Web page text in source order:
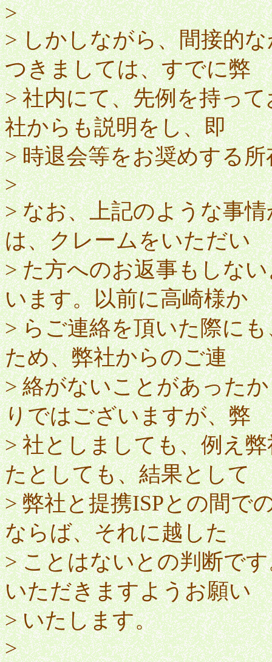
>
> しかしながら、間接的
つきましては、すでに弊
> 社内にて、先例を持っ
社からも説明をし、即
> 時退会等をお奨めする
>
> なお、上記のような事
は、クレームをいただい
> た方へのお返事もしな
います。以前に高崎様か
> らご連絡を頂いた際に
ため、弊社からのご連
> 絡がないことがあった
りではございますが、弊
> 社としましても、例え
たとしても、結果として
> 弊社と提携ISPとの間で
ならば、それに越した
> ことはないとの判断で
いただきますようお願い
> いたします。
>